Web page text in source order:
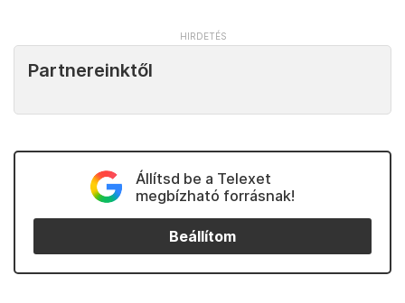
Partnereinktől
Állítsd be a Telexet
megbízható forrásnak!
Beállítom